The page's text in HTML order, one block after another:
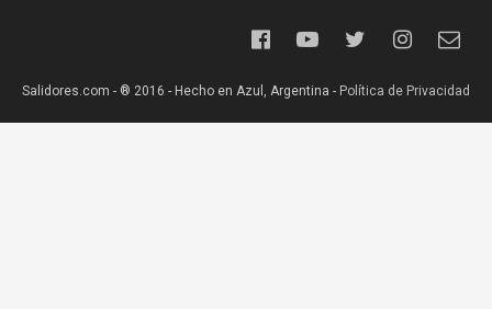
Salidores.com - ® 2016 - Hecho en Azul, Argentina - Política de Privacidad